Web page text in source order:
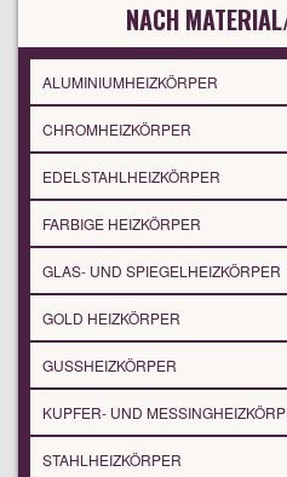
NACH
ALUMINIUMHEIZKÖRPER
CHROMHEIZKÖRPER
EDELSTAHLHEIZKÖRPER
FARBIGE HEIZKÖRPER
GLAS- UND SPIEGELHEIZKÖRPER
GOLD HEIZKÖRPER
GUSSHEIZKÖRPER
KUPFER- UND
STAHLHEIZKÖRPER